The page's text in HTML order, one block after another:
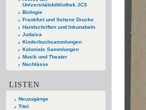
Universitätsbibliothek JCS
Biologie
Frankfurt und Seltene Drucke
Handschriften und Inkunabeln
Judaica
Kinderbuchsammlungen
Koloniale Sammlungen
Musik und Theater
Nachlässe
LISTEN
Neuzugänge
Titel